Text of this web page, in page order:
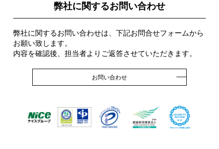
弊社に関するお問い合わせ
弊社に関するお問い合わせは、下記お問合せフォームから
お願い致します。
内容を確認後、担当者よりご返答させていただきます。
お問い合わせ